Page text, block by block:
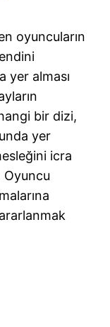
oyuncuların
yer alması
bir dizi,
yer
icra
Oyuncu